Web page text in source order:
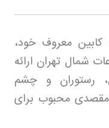
کابین معروف خود،
شمال تهران ارائه
رستوران و چشم
مقصدی محبوب برای